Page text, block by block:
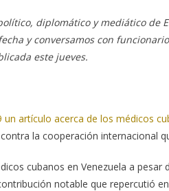
diplomático y mediático de
y conversamos con
este jueves.
artículo acerca de los médicos
la cooperación internacional
cubanos en Venezuela a pesar
notable que repercutió